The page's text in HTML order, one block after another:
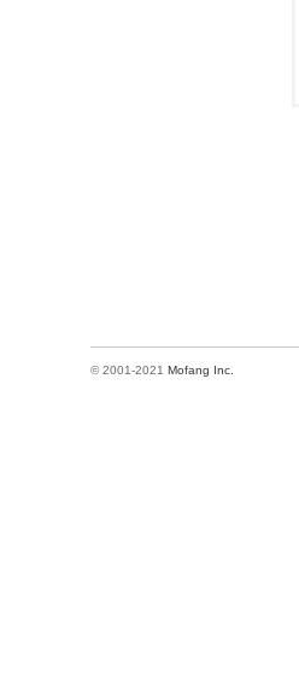
© 2001-2021 Mofang Inc.